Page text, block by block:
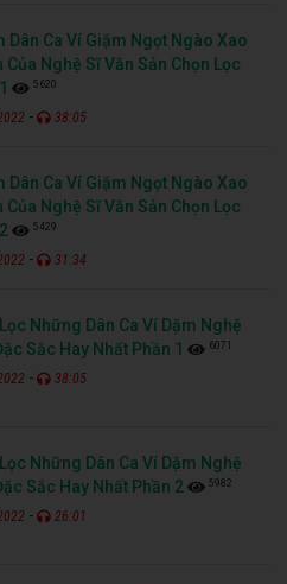
Dân Ca Ví Giặm Ngọt Ngào Xao
Của Nghệ Sĩ Văn Sản Chọn Lọc
5620
- 38:05
Dân Ca Ví Giặm Ngọt Ngào Xao
Của Nghệ Sĩ Văn Sản Chọn Lọc
5429
- 31:34
Những Dân Ca Ví Dặm Nghệ
Sắc Hay Nhất Phần 1
6071
- 38:05
Những Dân Ca Ví Dặm Nghệ
Sắc Hay Nhất Phần 2
5982
- 26:01